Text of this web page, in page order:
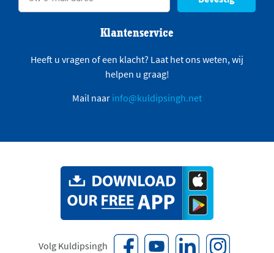
Klantenservice
Heeft u vragen of een klacht? Laat het ons weten, wij
helpen u graag!
Mail naar info@kuldipsingh.net
Volg Kuldipsingh